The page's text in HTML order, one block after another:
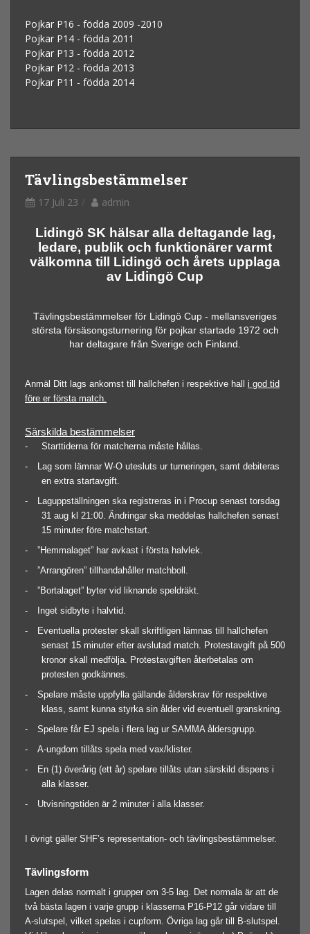
Pojkar P16 - födda 2009 -2010
Pojkar P14 - födda 2011
Pojkar P13 - födda 2012
Pojkar P12 - födda 2013
Pojkar P11 - födda 2014
Tävlingsbestämmelser
17 Juli 23 admin
Lidingö SK hälsar alla deltagande lag,
ledare, publik och funktionärer varmt
välkomna till Lidingö och årets upplaga
av Lidingö Cup
Tävlingsbestämmelser för Lidingö Cup - mellansveriges
största försäsongsturnering för pojkar startade 1972 och
har deltagare från Sverige och Finland.
Anmäl Ditt lags ankomst till hallchefen i respektive hall i god tid
före er första match.
Särskilda bestämmelser
- Starttiderna för matcherna måste hållas.
-
Lag som lämnar W-O utesluts ur turneringen, samt debiteras
en extra startavgift.
-
Laguppställningen ska registreras in i Procup senast torsdag
31 aug kl 21:00. Ändringar ska meddelas hallchefen senast
15 minuter före matchstart.
-
”Hemmalaget” har avkast i första halvlek.
-
”Arrangören” tillhandahåller matchboll.
-
”Bortalaget” byter vid liknande speldräkt.
-
Inget sidbyte i halvtid.
-
Eventuella protester skall skriftligen lämnas till hallchefen
senast 15 minuter efter avslutad match. Protestavgift på 500
kronor skall medfölja. Protestavgiften återbetalas om
protesten godkännes.
-
Spelare måste uppfylla gällande ålderskrav för respektive
klass, samt kunna styrka sin ålder vid eventuell granskning.
-
Spelare får EJ spela i flera lag ur SAMMA åldersgrupp.
-
A-ungdom tillåts spela med vax/klister.
-
En (1) överårig (ett år) spelare tillåts utan särskild dispens i
alla klasser.
-
Utvisningstiden är 2 minuter i alla klasser.
I övrigt gäller SHF’s representation- och tävlingsbestämmelser.
Tävlingsform
Lagen delas normalt i grupper om 3-5 lag. Det normala är att de
två bästa lagen i varje grupp i klasserna P16-P12 går vidare till
A-slutspel, vilket spelas i cupform. Övriga lag går till B-slutspel.